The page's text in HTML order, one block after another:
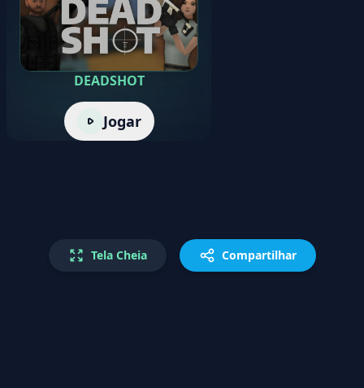
DEADSHOT
Jogar
Tela Cheia Compartilhar